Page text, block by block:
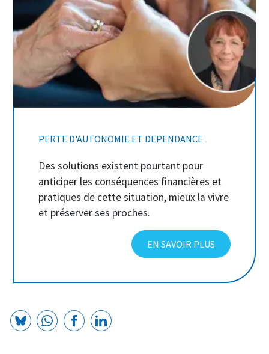
PERTE D'AUTONOMIE ET DEPENDANCE
Des solutions existent pourtant pour
anticiper les conséquences financières et
pratiques de cette situation, mieux la vivre
et préserver ses proches.
EN SAVOIR PLUS